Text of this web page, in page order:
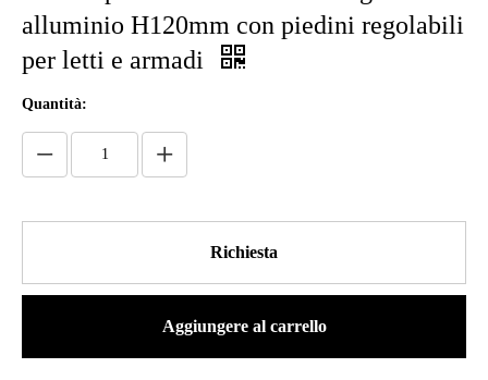
alluminio H120mm con piedini regolabili
per letti e armadi
Quantità:
Richiesta
Aggiungere al carrello